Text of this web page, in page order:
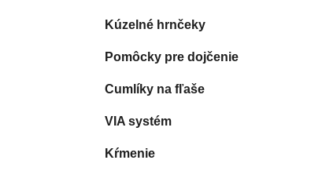
Kúzelné hrnčeky
Pomôcky pre dojčenie
Cumlíky na fľaše
VIA systém
Kŕmenie